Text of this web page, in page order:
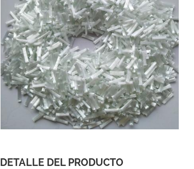
DETALLE DEL PRODUCTO